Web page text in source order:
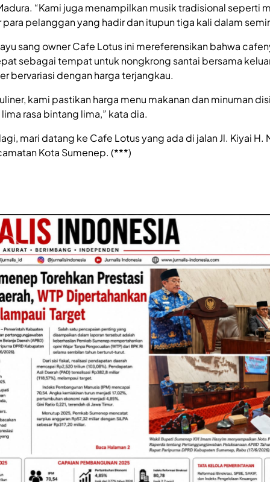
“Kami juga menampilkan musik tradisional seperti
pelanggan yang hadir dan itupun tiga kali dalam
sang owner Cafe Lotus ini mereferensikan bahwa
sebagai tempat untuk nongkrong santai bersama
bervariasi dengan harga terjangkau.
kami pastikan harga menu makanan dan minuman
rasa bintang lima,” kata dia.
mari datang ke Cafe Lotus yang ada di jalan Jl. Kiyai H.
Kota Sumenep. (***)